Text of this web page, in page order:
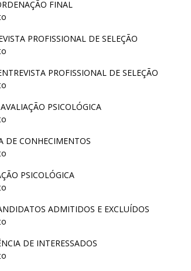
FINAL
PROFISSIONAL DE SELEÇÃO
PROFISSIONAL DE SELEÇÃO
PSICOLÓGICA
DE CONHECIMENTOS
PSICOLÓGICA
ADMITIDOS E EXCLUÍDOS
DE INTERESSADOS